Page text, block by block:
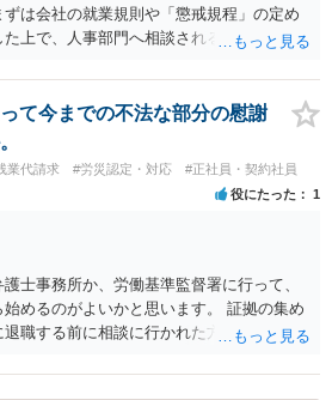
は会社の就業規則や「懲戒規程」の定め
上で、人事部門へ相談されることが最優
には十分なり得ます。 名誉や評価の回復
の不正行為による情報漏洩」と正式に認
適切なフォローや周知を求めるのが有効
ったことを社内で周知される手続があるの
ら回復はできるかもしれません。 さらに
プライバシー侵害等に基づく損害賠償
がありえます（ただし、金額は多額にな
。
て今までの不法な部分の慰謝
業代請求 #労災認定・対応 #正社員・契約社員
役にたった 1
士事務所か、労働基準監督署に行って、
めるのがよいかと思います。 証拠の集め
職する前に相談に行かれた方がよいかと